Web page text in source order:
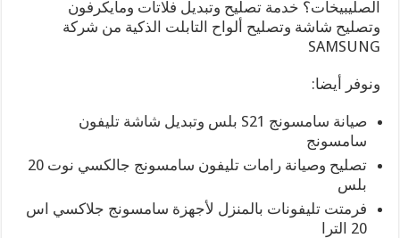
الصليبيخات؟ خدمة تصليح وتبديل فلاتات ومايكرفون
وتصليح شاشة وتصليح ألواح التابلت الذكية من شركة
SAMSUNG
ونوفر أيضا:
صيانة سامسونج S21 بلس وتبديل شاشة تليفون
سامسونج
تصليح وصيانة رامات تليفون سامسونج جالكسي نوت 20
بلس
فرمتت تليفونات بالمنزل لأجهزة سامسونج جلاكسي اس
20 الترا